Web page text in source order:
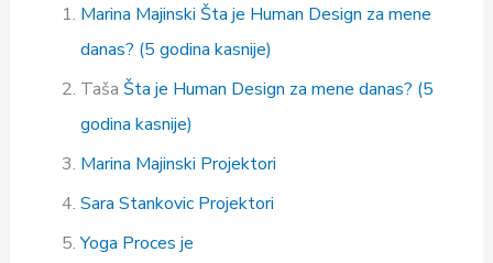
Marina Majinski Šta je Human Design za mene
danas? (5 godina kasnije)
Taša Šta je Human Design za mene danas? (5
godina kasnije)
Marina Majinski Projektori
Sara Stankovic Projektori
Yoga Proces je